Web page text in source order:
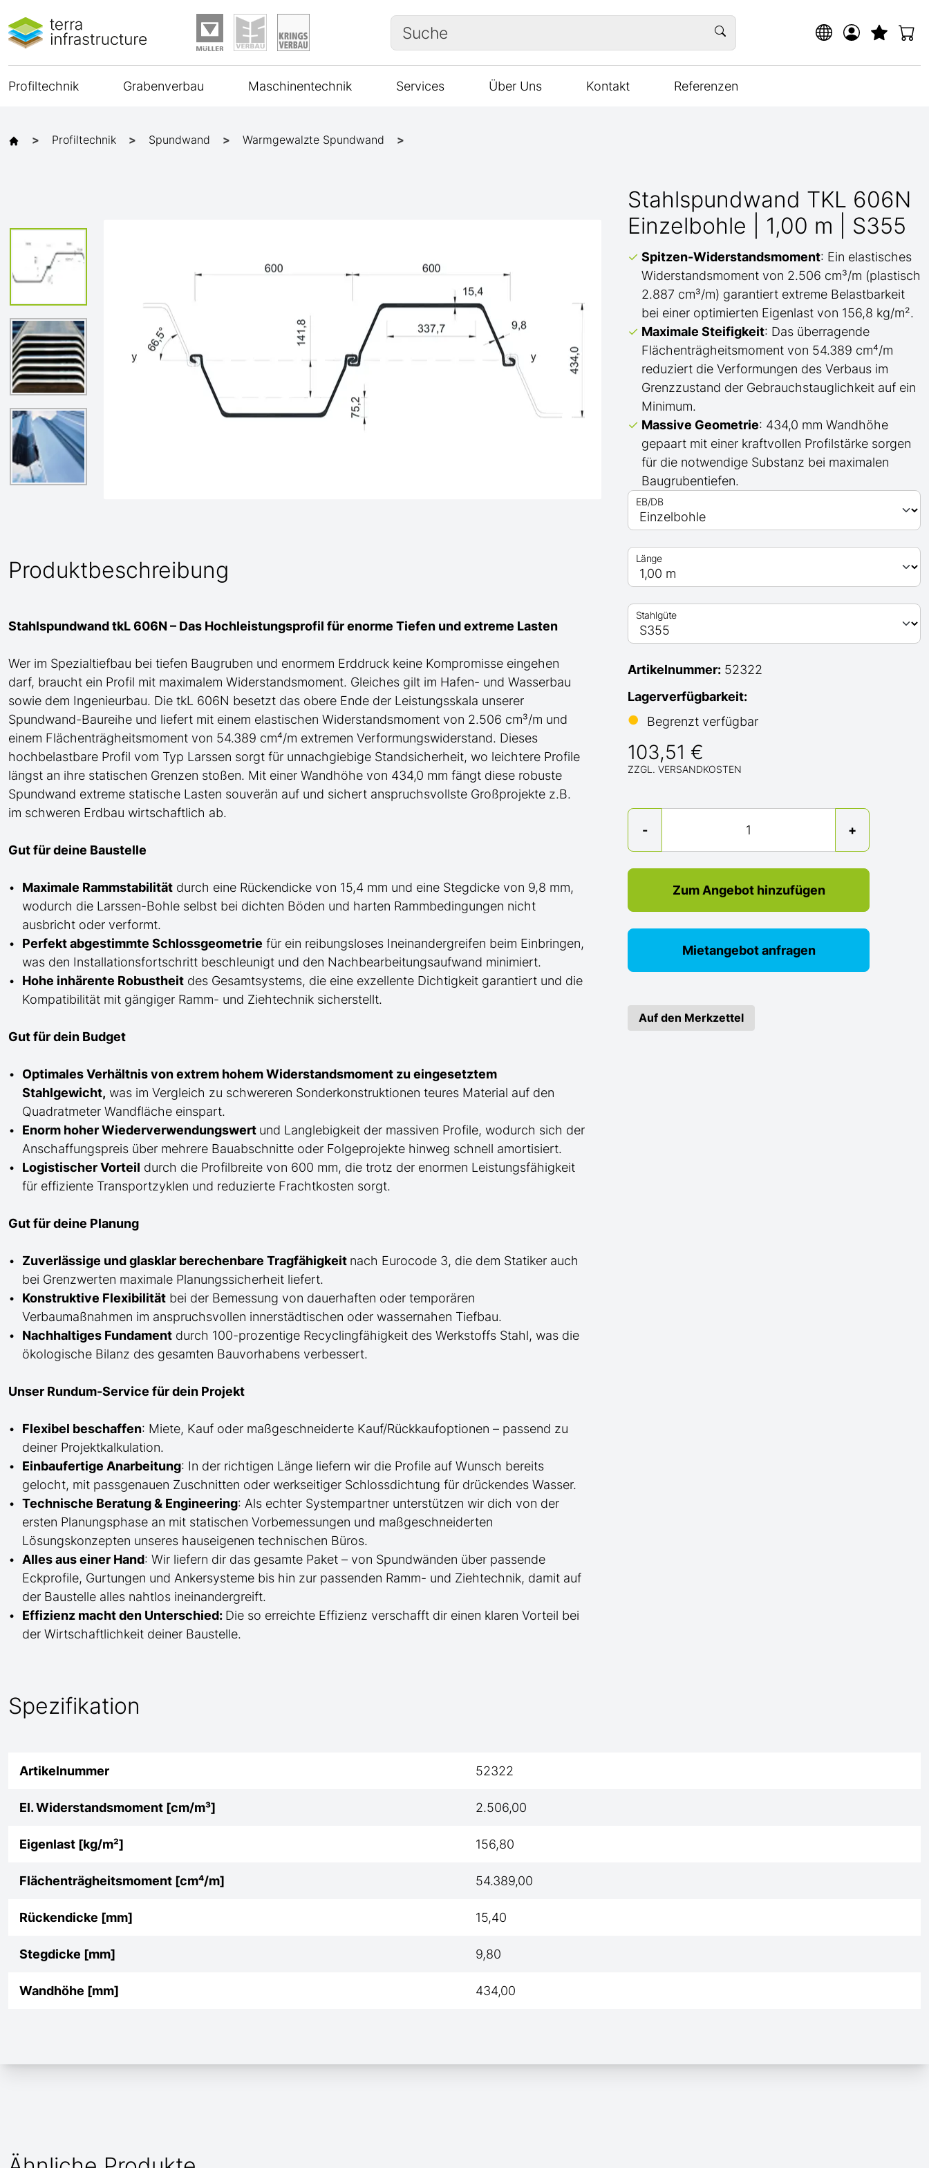
Suche
Profiltechnik Grabenverbau Maschinentechnik Services Über Uns Kontakt Referenzen
Profiltechnik Spundwand Warmgewalzte Spundwand
Produktbeschreibung
Stahlspundwand tkL 606N – Das Hochleistungsprofil fürenorme Tiefen und extreme Lasten
Wer im Spezialtiefbau bei tiefen Baugruben und enormem Erddruck keine Kompromisse eingehen
darf, braucht ein Profil mit maximalem Widerstandsmoment. Gleiches gilt im Hafen- und Wasserbau
sowie dem Ingenieurbau. Die tkL 606N besetzt das obere Ende der Leistungsskala unserer
Spundwand-Baureihe und liefert mit einem elastischen Widerstandsmoment von 2.506 cm³/m und
einem Flächenträgheitsmoment von 54.389 cm⁴/m extremen Verformungswiderstand. Dieses
hochbelastbare Profil vom Typ Larssen sorgt für unnachgiebige Standsicherheit, wo leichtere Profile
längst an ihre statischen Grenzen stoßen. Mit einer Wandhöhe von 434,0 mm fängt diese robuste
Spundwand extreme statische Lasten souverän auf und sichert anspruchsvollste Großprojekte z.B.
im schweren Erdbau wirtschaftlich ab.
Gut für deine Baustelle
Maximale Rammstabilität durch eine Rückendicke von 15,4 mm und eine Stegdicke von 9,8 mm,
wodurch die Larssen-Bohle selbst bei dichten Böden und harten Rammbedingungen nicht
ausbricht oder verformt.
Perfekt abgestimmte Schlossgeometrie für ein reibungsloses Ineinandergreifen beim Einbringen,
was den Installationsfortschritt beschleunigt und den Nachbearbeitungsaufwand minimiert.
Hohe inhärente Robustheit des Gesamtsystems, die eine exzellente Dichtigkeit garantiert und die
Kompatibilität mit gängiger Ramm- und Ziehtechnik sicherstellt.
Gut für dein Budget
Optimales Verhältnis von extrem hohem Widerstandsmoment zu eingesetztem
Stahlgewicht, was im Vergleich zu schwereren Sonderkonstruktionen teures Material auf den
Quadratmeter Wandfläche einspart.
Enorm hoher Wiederverwendungswert und Langlebigkeit der massiven Profile, wodurch sich der
Anschaffungspreis über mehrere Bauabschnitte oder Folgeprojekte hinweg schnell amortisiert.
Logistischer Vorteil durch die Profilbreite von 600 mm, die trotz der enormen Leistungsfähigkeit
für effiziente Transportzyklen und reduzierte Frachtkosten sorgt.
Gut für deine Planung
Zuverlässige und glasklar berechenbare Tragfähigkeit nach Eurocode 3, die dem Statiker auch
bei Grenzwerten maximale Planungssicherheit liefert.
Konstruktive Flexibilität bei der Bemessung von dauerhaften oder temporären
Verbaumaßnahmen im anspruchsvollen innerstädtischen oder wassernahen Tiefbau.
Nachhaltiges Fundament durch 100-prozentige Recyclingfähigkeit des Werkstoffs Stahl, was die
ökologische Bilanz des gesamten Bauvorhabens verbessert.
Unser Rundum-Service für dein Projekt
Flexibel beschaffen: Miete, Kauf oder maßgeschneiderte Kauf/Rückkaufoptionen – passend zu
deiner Projektkalkulation.
Einbaufertige Anarbeitung: In der richtigen Länge liefern wir die Profile auf Wunsch bereits
gelocht, mit passgenauen Zuschnitten oder werkseitiger Schlossdichtung für drückendes Wasser.
Technische Beratung & Engineering: Als echter Systempartner unterstützen wir dich von der
ersten Planungsphase an mit statischen Vorbemessungen und maßgeschneiderten
Lösungskonzepten unseres hauseigenen technischen Büros.
Alles aus einer Hand: Wir liefern dir das gesamte Paket – von Spundwänden über passende
Eckprofile, Gurtungen und Ankersysteme bis hin zur passenden Ramm- und Ziehtechnik, damit auf
der Baustelle alles nahtlos ineinandergreift.
Effizienz macht den Unterschied: Die so erreichte Effizienz verschafft dir einen klaren Vorteil bei
der Wirtschaftlichkeit deiner Baustelle.
Stahlspundwand TKL 606N
Einzelbohle | 1,00 m | S355
Spitzen-Widerstandsmoment: Ein elastisches
Widerstandsmoment von 2.506 cm³/m (plastisch
2.887 cm³/m) garantiert extreme Belastbarkeit
bei einer optimierten Eigenlast von 156,8 kg/m².
Maximale Steifigkeit: Das überragende
Flächenträgheitsmoment von 54.389 cm⁴/m
reduziert die Verformungen des Verbaus im
Grenzzustand der Gebrauchstauglichkeit auf ein
Minimum.
Massive Geometrie: 434,0 mm Wandhöhe
gepaart mit einer kraftvollen Profilstärke sorgen
für die notwendige Substanz bei maximalen
Baugrubentiefen.
EB/DB
Länge
Stahlgüte
Artikelnummer: 52322
Lagerverfügbarkeit:
●
Begrenzt verfügbar
103,51 €
ZZGL. VERSANDKOSTEN
-
Menge
+
Zum Angebot hinzufügen
Mietangebot anfragen
Auf den Merkzettel
Spezifikation
Artikelnummer 52322
El. Widerstandsmoment [cm/m³] 2.506,00
Eigenlast [kg/m²] 156,80
Flächenträgheitsmoment [cm⁴/m] 54.389,00
Rückendicke [mm] 15,40
Stegdicke [mm] 9,80
Wandhöhe [mm] 434,00